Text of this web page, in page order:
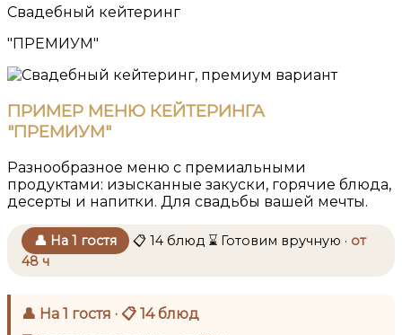
Свадебный кейтеринг
"ПРЕМИУМ"
ПРИМЕР МЕНЮ КЕЙТЕРИНГА
"ПРЕМИУМ"
Разнообразное меню с премиальными
продуктами: изысканные закуски, горячие блюда,
десерты и напитки. Для свадьбы вашей мечты.
👤 На 1 гостя 📋 14 блюд ⌛ Готовим вручную · от
48 ч
👤 На 1 гостя · 📋 14 блюд